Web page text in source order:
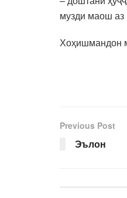
музди маош аз
Хоҳишмандон
Previous Post
Эълон